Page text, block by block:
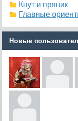
Кнут и пряник
Главные
Новые